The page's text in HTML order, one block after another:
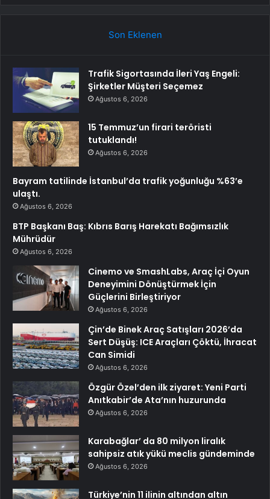
Son Eklenen
Trafik Sigortasında İleri Yaş Engeli:
Şirketler Müşteri Seçemez
Ağustos 6, 2026
15 Temmuz’un firari teröristi
tutuklandı!
Ağustos 6, 2026
Bayram tatilinde İstanbul’da trafik yoğunluğu %63’e
ulaştı.
Ağustos 6, 2026
BTP Başkanı Baş: Kıbrıs Barış Harekatı Bağımsızlık
Mührüdür
Ağustos 6, 2026
Cinemo ve SmashLabs, Araç İçi Oyun
Deneyimini Dönüştürmek İçin
Güçlerini Birleştiriyor
Ağustos 6, 2026
Çin’de Binek Araç Satışları 2026’da
Sert Düşüş: ICE Araçları Çöktü, İhracat
Can Simidi
Ağustos 6, 2026
Özgür Özel’den ilk ziyaret: Yeni Parti
Anıtkabir’de Ata’nın huzurunda
Ağustos 6, 2026
Karabağlar’ da 80 milyon liralık
sahipsiz atık yükü meclis gündeminde
Ağustos 6, 2026
Türkiye’nin 11 ilinin altından altın